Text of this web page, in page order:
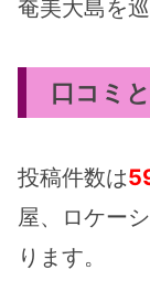
奄美大島を
口コミ
投稿件数は
屋、ロケー
ります。